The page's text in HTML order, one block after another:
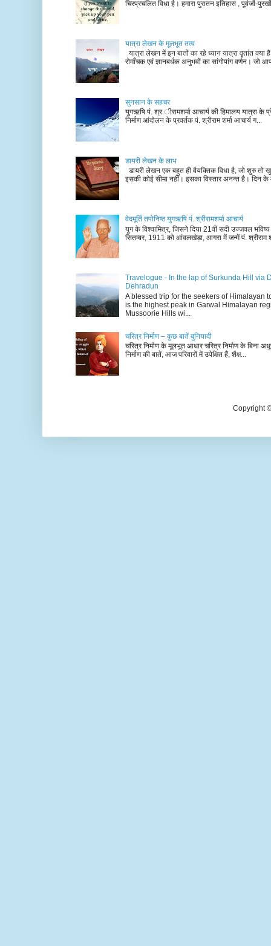
चिरप्रचलित विधा है। हमारा पुरातन इतिहास , पूर्वजों-
यात्रा लेखन के मूलभूत तत्व
यात्रा लेखन में इन बातों का रहे ध्यान यात्रा वृतांत क्या
रोमाँचक एवं ज्ञानबर्धक अनुभवों का सांगोपांग वर्णन। जो
सुनसान के सहचर
युगऋषि पं. श्र ीरामशर्मा आचार्य की हिमालय यात्रा के
निर्माण आंदोलन के प्रवर्तक पं. श्रीराम शर्मा आचार्य ग...
डायरी लेखन के लाभ
डायरी लेखन एक बहुत ही वैयक्तिक विधा है, जो शुरु तो
इसकी कोई सीमा नहीं। इसका विस्तार अनन्त है। दिन के
वेदमूर्ति तपोनिष्ठ युगऋषि पं. श्रीरामशर्मा आचार्य
युग के विश्वामित्र, जिसने दिया 21वीं सदी उज्जवल भविष्य
सितम्बर, 1911 को आंवलखेड़ा, आगरा में जन्में पं. श्रीराम
Travelogue - In the lap of Surkunda Hill via
Dehradun
A blessed trip for the seekers of Himalayan
is the highest peak in Garwal Himalayan
Mussoorie Hills wi...
चरित्र निर्माण – कुछ बातें बुनियादी
चरित्र निर्माण के मूलभूत आधार चरित्र निर्माण के बिना
निर्माण की बातें, आज परिवारों में उपेक्षित हैं, शैक्ष...
Copyright